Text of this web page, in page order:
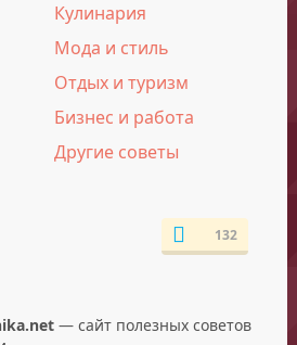
Кулинария
Мода и стиль
Отдых и туризм
Бизнес и работа
Другие советы
132
— сайт полезных советов